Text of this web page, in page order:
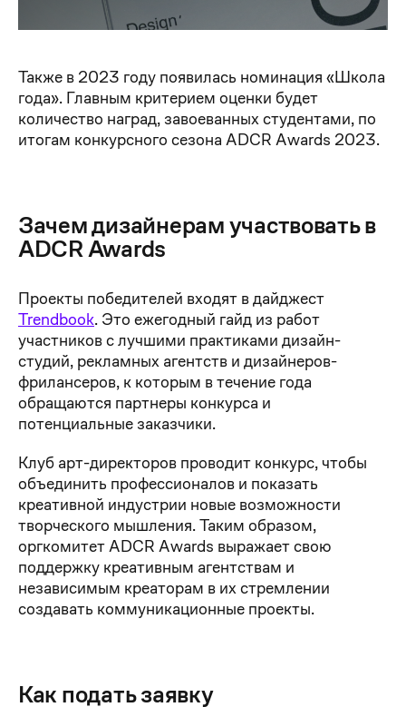
Также в 2023 году появилась номинация «Школа
года». Главным критерием оценки будет
количество наград, завоеванных студентами, по
итогам конкурсного сезона ADCR Awards 2023.
Зачем дизайнерам участвовать в
ADCR Awards
Проекты победителей входят в дайджест
Trendbook. Это ежегодный гайд из работ
участников с лучшими практиками дизайн-
студий, рекламных агентств и дизайнеров-
фрилансеров, к которым в течение года
обращаются партнеры конкурса и
потенциальные заказчики.
Клуб арт-директоров проводит конкурс, чтобы
объединить профессионалов и показать
креативной индустрии новые возможности
творческого мышления. Таким образом,
оргкомитет ADCR Awards выражает свою
поддержку креативным агентствам и
независимым креаторам в их стремлении
создавать коммуникационные проекты.
Как подать заявку